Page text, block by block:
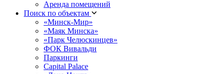
Аренда помещений
Поиск по объектам
«Минск-Мир»
«Маяк Минска»
«Парк Челюскинцев»
ФОК Вивальди
Паркинги
Capital Palace